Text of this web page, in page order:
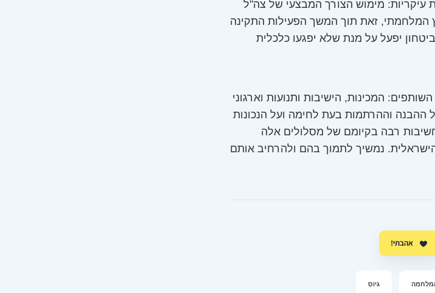
עיקריות: מימוש הצורך המבצעי של צה"ל
המלחמתי, זאת תוך המשך הפעילות התקינה
יפעל על מנת שלא יפגעו כלכלית
המכינות, הישיבות ותנועות וארגוני
וההרתמות בעת לחימה ועל הנכונות
רבה בקיומם של מסלולים אלה
נמשיך לתמוך בהם ולהרחיב אותם
המלחמה גיוס